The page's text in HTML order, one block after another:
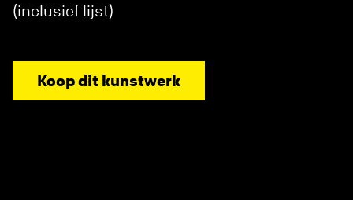
(inclusief lijst)
Koop dit kunstwerk